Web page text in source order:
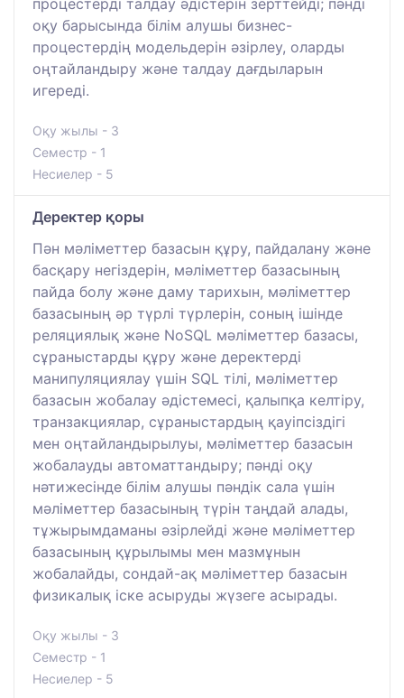
оқу барысында білім алушы бизнес-
процестердің модельдерін әзірлеу, оларды
оңтайландыру және талдау дағдыларын
игереді.
Оқу жылы - 3
Семестр - 1
Несиелер - 5
Деректер қоры
Пән мәліметтер базасын құру, пайдалану және
басқару негіздерін, мәліметтер базасының
пайда болу және даму тарихын, мәліметтер
базасының әр түрлі түрлерін, соның ішінде
реляциялық және NoSQL мәліметтер базасы,
сұраныстарды құру және деректерді
манипуляциялау үшін SQL тілі, мәліметтер
базасын жобалау әдістемесі, қалыпқа келтіру,
транзакциялар, сұраныстардың қауіпсіздігі
мен оңтайландырылуы, мәліметтер базасын
жобалауды автоматтандыру; пәнді оқу
нәтижесінде білім алушы пәндік сала үшін
мәліметтер базасының түрін таңдай алады,
тұжырымдаманы әзірлейді және мәліметтер
базасының құрылымы мен мазмұнын
жобалайды, сондай-ақ мәліметтер базасын
физикалық іске асыруды жүзеге асырады.
Оқу жылы - 3
Семестр - 1
Несиелер - 5